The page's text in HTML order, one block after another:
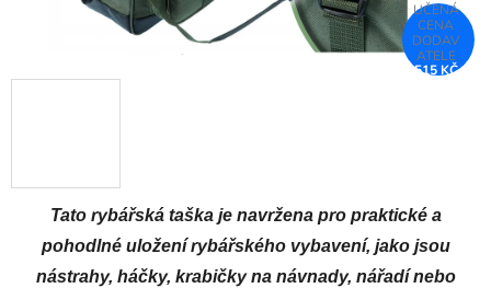
Tato rybářská taška je navržena pro praktické a
pohodlné uložení rybářského vybavení, jako jsou
nástrahy, háčky, krabičky na návnady, nářadí nebo
515 KČ